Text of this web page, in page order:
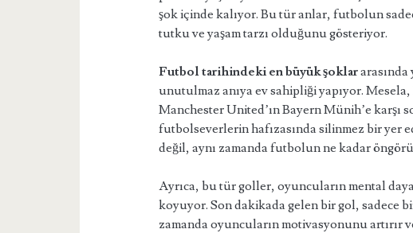
şok içinde kalıyor. Bu tür anlar, futbolun
tutku ve yaşam tarzı olduğunu gösteriyor.
Futbol tarihindeki en büyük şoklar
unutulmaz anıya ev sahipliği yapıyor.
Manchester United’ın Bayern Münih’e karşı
futbolseverlerin hafızasında silinmez bir yer
değil, aynı zamanda futbolun ne kadar
Ayrıca, bu tür goller, oyuncuların mental
koyuyor. Son dakikada gelen bir gol, sadece
zamanda oyuncuların motivasyonunu artırır